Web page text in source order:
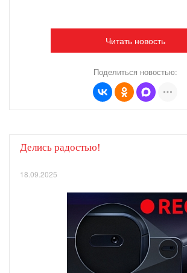
Читать новость
Поделиться новостью:
Делись радостью!
18.09.2025